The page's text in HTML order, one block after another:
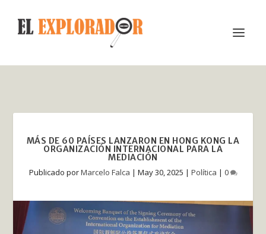
MÁS DE 60 PAÍSES LANZARON EN HONG KONG LA
ORGANIZACIÓN INTERNACIONAL PARA LA
MEDIACIÓN
Publicado porMarcelo Falca | May 30, 2025 | Política | 0